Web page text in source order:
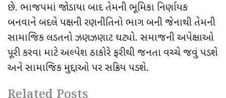
છે. ભાજપમાં જોડાયા બાદ તેમની ભૂમિકા નિર્ણાયક
બનવાને બદલે પક્ષની રણનીતિનો ભાગ બની જેનાથી તેમની
સામાજિક લડતનો ઝણઝણાટ ઘટ્યો. સમાજની અપેક્ષાઓ
પૂરી કરવા માટે અલ્પેશ ઠાકોરે ફરીથી જનતા વચ્ચે જવું પડશે
અને સામાજિક મુદ્દાઓ પર સક્રિય પડશે.